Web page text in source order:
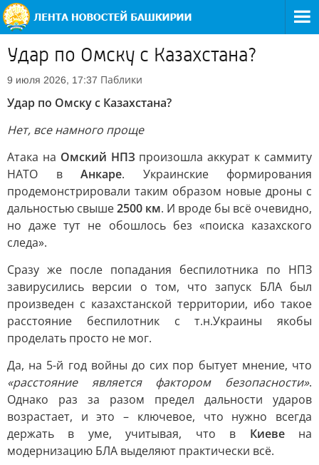
Удар по Омску с Казахстана?
9 июля 2026, 17:37 Паблики
Удар по Омску с Казахстана?
Нет, все намного проще
Атака на Омский НПЗ произошла аккурат к саммиту
НАТО в Анкаре. Украинские формирования
продемонстрировали таким образом новые дроны с
дальностью свыше2500 км. И вроде бы всё очевидно,
но даже тут не обошлось без «поиска казахского
следа».
Сразу же после попадания беспилотника по НПЗ
завирусились версии о том, что запуск БЛА был
произведен с казахстанской территории, ибо такое
расстояние беспилотник с т.н.Украины якобы
проделать просто не мог.
Да, на 5-й год войны до сих пор бытует мнение, что
«расстояние является фактором безопасности».
Однако раз за разом предел дальности ударов
возрастает, и это – ключевое, что нужно всегда
держать в уме, учитывая, что в Киевена
модернизацию БЛА выделяют практически всё.